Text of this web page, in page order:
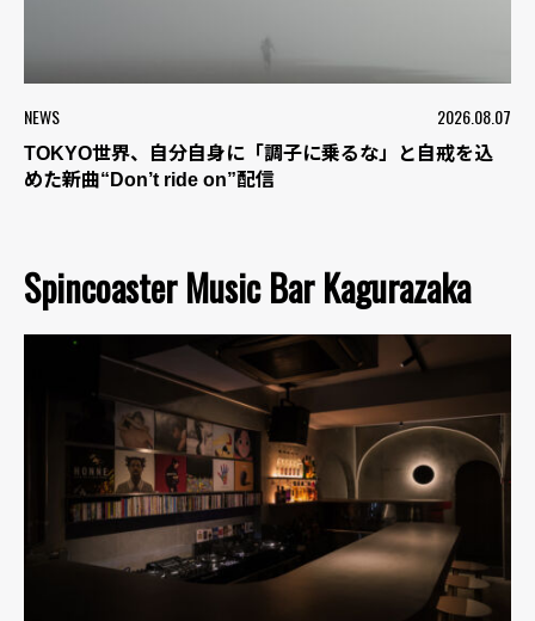
NEWS 2026.08.07
TOKYO世界、自分自身に「調子に乗るな」と自戒を込
めた新曲“Don’t ride on”配信
Spincoaster Music Bar Kagurazaka